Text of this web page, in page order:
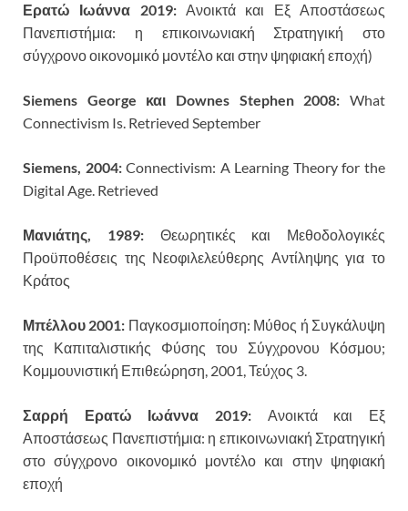
Ερατώ Ιωάννα 2019:Ανοικτά και Εξ Αποστάσεως
Πανεπιστήμια: η επικοινωνιακή Στρατηγική στο
σύγχρονο οικονομικό μοντέλο και στην ψηφιακή εποχή)
Siemens George και Downes Stephen 2008: What
Connectivism Is. Retrieved September
Siemens, 2004:Connectivism: A Learning Theory for the
Digital Age. Retrieved
Μανιάτης, 1989: Θεωρητικές και Μεθοδολογικές
Προϋποθέσεις της Νεοφιλελεύθερης Αντίληψης για το
Κράτος
Μπέλλου 2001: Παγκοσμιοποίηση: Μύθος ή Συγκάλυψη
της Καπιταλιστικής Φύσης του Σύγχρονου Κόσμου;
Κομμουνιστική Επιθεώρηση, 2001, Τεύχος 3.
Σαρρή Ερατώ Ιωάννα 2019: Ανοικτά και Εξ
Αποστάσεως Πανεπιστήμια: η επικοινωνιακή Στρατηγική
στο σύγχρονο οικονομικό μοντέλο και στην ψηφιακή
εποχή